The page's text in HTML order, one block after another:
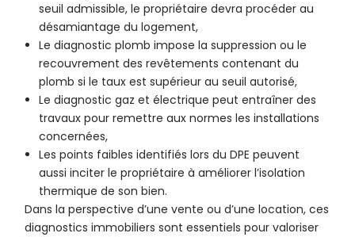
seuil admissible, le propriétaire devra procéder au
désamiantage du logement,
Le diagnostic plomb impose la suppression ou le
recouvrement des revêtements contenant du
plomb si le taux est supérieur au seuil autorisé,
Le diagnostic gaz et électrique peut entraîner des
travaux pour remettre aux normes les installations
concernées,
Les points faibles identifiés lors du DPE peuvent
aussi inciter le propriétaire à améliorer l’isolation
thermique de son bien.
Dans la perspective d’une vente ou d’une location, ces
diagnostics immobiliers sont essentiels pour valoriser